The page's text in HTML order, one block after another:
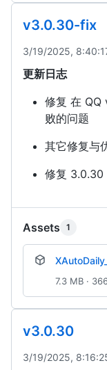
v3.0.30-fix
3/19/2025,
更新日志
修复 在 QQ
败的问题
其它修复与
修复 3.0.30
Assets 1
7.3 MB ·
v3.0.30
3/19/2025,